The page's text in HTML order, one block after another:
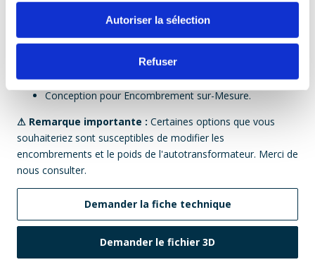
Autoriser la sélection
Refuser
Adaptation aux températures ambiantes extrêmes.
Ajout de Silent Bloc, Roulettes, Galets de roulement.
Tropicalisation renforcée.
Peinture spéciale pour les boitiers.
Conception pour Encombrement sur-Mesure.
⚠ Remarque importante : Certaines options que vous
souhaiteriez sont susceptibles de modifier les
encombrements et le poids de l'autotransformateur. Merci de
nous consulter.
Demander la fiche technique
Demander le fichier 3D